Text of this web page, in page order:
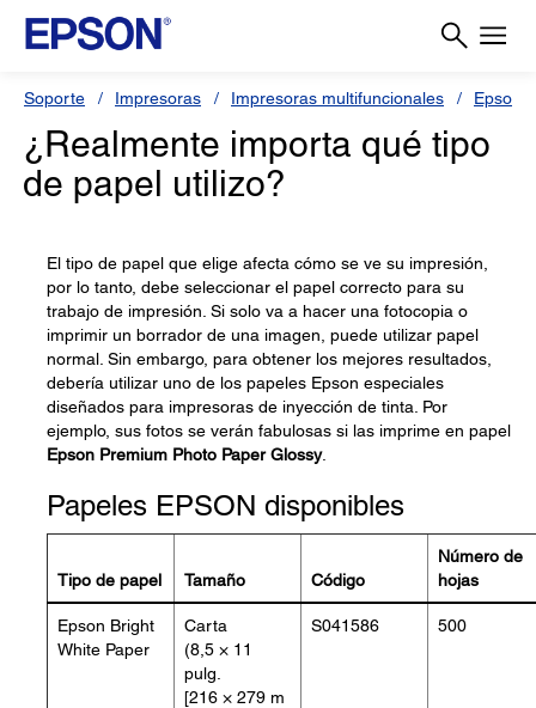
Soporte Impresoras Impresoras multifuncionales Epson L
¿Realmente importa qué tipo
de papel utilizo?
El tipo de papel que elige afecta cómo se ve su impresión,
por lo tanto, debe seleccionar el papel correcto para su
trabajo de impresión. Si solo va a hacer una fotocopia o
imprimir un borrador de una imagen, puede utilizar papel
normal. Sin embargo, para obtener los mejores resultados,
debería utilizar uno de los papeles Epson especiales
diseñados para impresoras de inyección de tinta. Por
ejemplo, sus fotos se verán fabulosas si las imprime en papel
Epson Premium Photo Paper Glossy.
Papeles EPSON disponibles
Tipo de papel Tamaño Código
Número de
hojas
Epson Bright
White Paper
Carta
(8,5 × 11
pulg.
[216 × 279 m
S041586 500